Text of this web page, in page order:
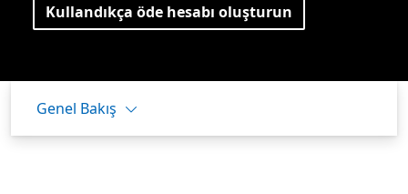
Kullandıkça öde hesabı oluşturun
Genel Bakış